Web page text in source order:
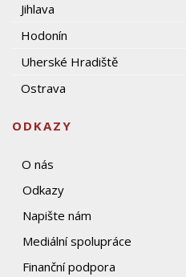
Jihlava
Hodonín
Uherské Hradiště
Ostrava
ODKAZY
O nás
Odkazy
Napište nám
Mediální spolupráce
Finanční podpora